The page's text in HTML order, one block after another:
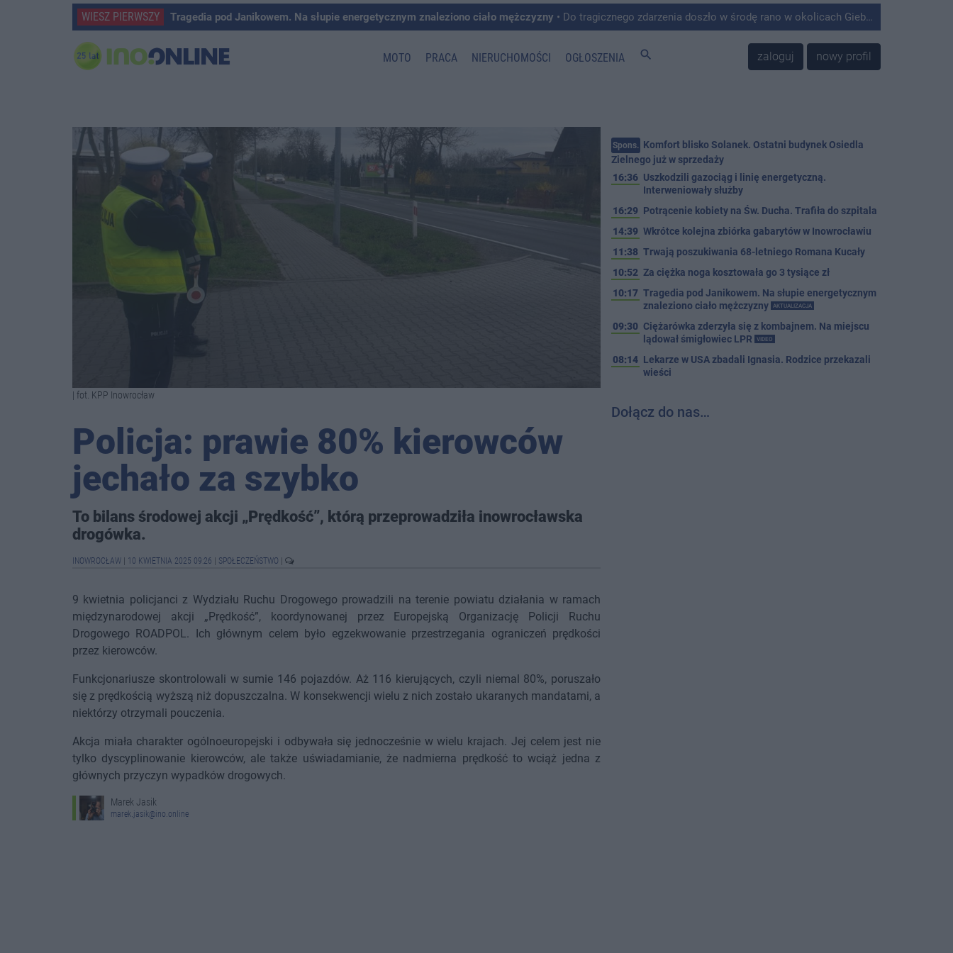
WIESZ PIERWSZY Tragedia pod Janikowem. Na słupie energetycznym znaleziono ciało mężczyzny • Do tragicznego zdarzenia doszło w środę rano w okolicach Giebni koło Janikowa. Wówczas na słupie energetycznym odnaleziono ciało mężczyzny.
MOTO PRACA NIERUCHOMOŚCI OGŁOSZENIA search zaloguj nowy profil
| fot. KPP Inowrocław
Policja: prawie 80% kierowców
jechało za szybko
To bilans środowej akcji „Prędkość”, którą przeprowadziła inowrocławska
drogówka.
INOWROCŁAW 10 KWIETNIA 2025 09:26 SPOŁECZEŃSTWO
9 kwietnia policjanci z Wydziału Ruchu Drogowego prowadzili na terenie powiatu działania w ramach
międzynarodowej akcji „Prędkość”, koordynowanej przez Europejską Organizację Policji Ruchu
Drogowego ROADPOL. Ich głównym celem było egzekwowanie przestrzegania ograniczeń prędkości
przez kierowców.
Funkcjonariusze skontrolowali w sumie 146 pojazdów. Aż 116 kierujących, czyli niemal 80%, poruszało
się z prędkością wyższą niż dopuszczalna. W konsekwencji wielu z nich zostało ukaranych mandatami, a
niektórzy otrzymali pouczenia.
Akcja miała charakter ogólnoeuropejski i odbywała się jednocześnie w wielu krajach. Jej celem jest nie
tylko dyscyplinowanie kierowców, ale także uświadamianie, że nadmierna prędkość to wciąż jedna z
głównych przyczyn wypadków drogowych.
Marek Jasik
marek.jasik@ino.online
Spons. Komfort blisko Solanek. Ostatni budynek Osiedla
Zielnego już w sprzedaży
16:36 Uszkodzili gazociąg i linię energetyczną.
Interweniowały służby
16:29 Potrącenie kobiety na Św. Ducha. Trafiła do szpitala
14:39 Wkrótce kolejna zbiórka gabarytów w Inowrocławiu
11:38 Trwają poszukiwania 68-letniego Romana Kucały
10:52 Za ciężka noga kosztowała go 3 tysiące zł
10:17 Tragedia pod Janikowem. Na słupie energetycznym
znaleziono ciało mężczyzny
AKTUALIZACJA
09:30 Ciężarówka zderzyła się z kombajnem. Na miejscu
lądował śmigłowiec LPR
VIDEO
08:14 Lekarze w USA zbadali Ignasia. Rodzice przekazali
wieści
Dołącz do nas…